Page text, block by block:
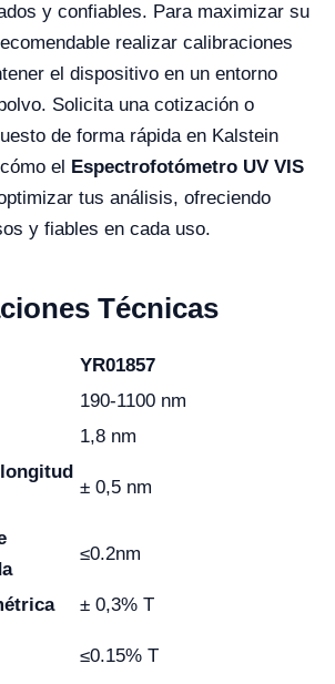
y confiables. Para maximizar su
realizar calibraciones
el dispositivo en un entorno
Solicita una cotización o
de forma rápida en Kalstein
el
Espectrofotómetro UV VIS
tus análisis, ofreciendo
y fiables en cada uso.
Técnicas
YR01857
190-1100 nm
1,8 nm
± 0,5 nm
≤0.2nm
± 0,3% T
≤0.15% T